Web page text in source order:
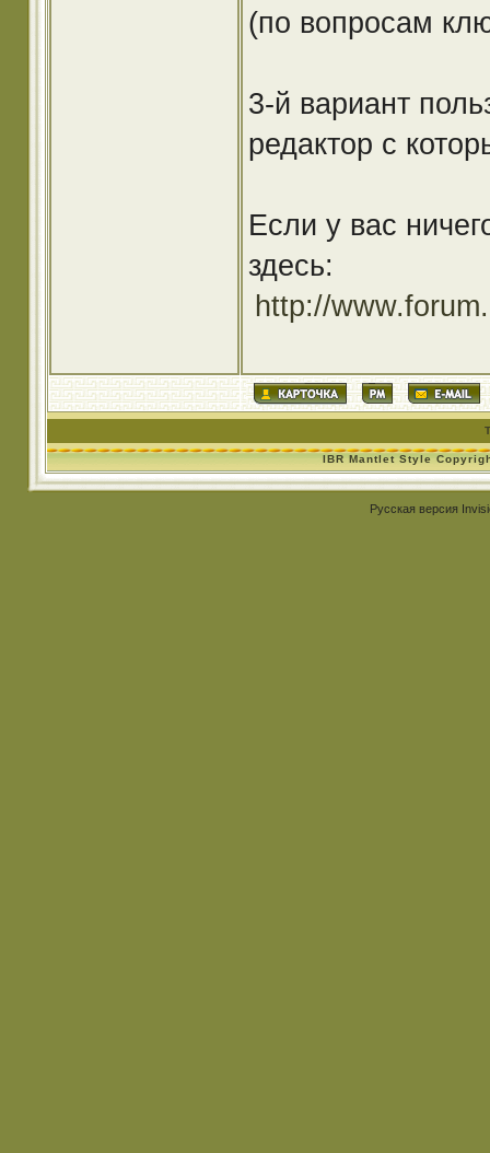
(по вопросам
3-й вариант
редактор с
Если у вас
здесь:
http://
IBR Mantlet Style
Русская версия